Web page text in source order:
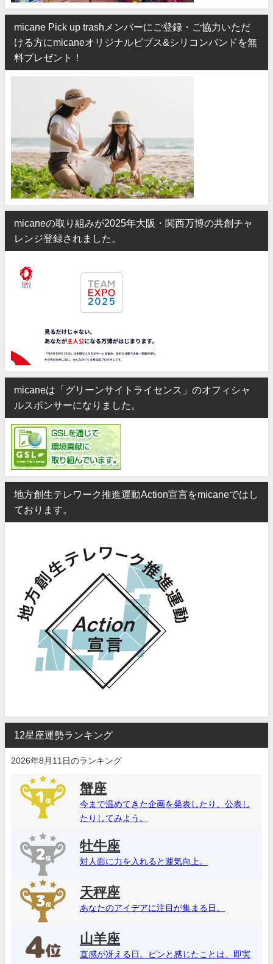
micane Pick up trashメンバーにご登録・ご協力いただ
ける方にmicaneオリジナルビブス&シリコンバンドを無
料プレゼント！
micaneの取り組みが2025年大阪・関西万博の共創チャ
レンジ登録されました。
micaneは「グリーンサイトライセンス」のオフィシャ
ルスポンサーになりました。
地方創生テレワーク推進運動Action宣言をmicaneではし
ております。
12星座運勢ランキング
2026年8月11日のランキング
蟹座
今まで温めてきた企画を発表したり、公表し
たりしてみよう。
牡牛座
対人面に力を入れると運気向上。
天秤座
あなたのアイデアに注目が集まる日。
山羊座
直感が冴える日。ピンと感じたことは、即実